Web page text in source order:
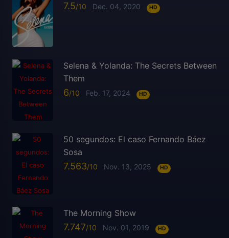
7.5 Dec. 04, 2020 HD
Selena & Yolanda: The Secrets Between
Them
6 Feb. 17, 2024 HD
50 segundos: El caso Fernando Báez
Sosa
7.563 Nov. 13, 2025 HD
The Morning Show
7.747 Nov. 01, 2019 HD